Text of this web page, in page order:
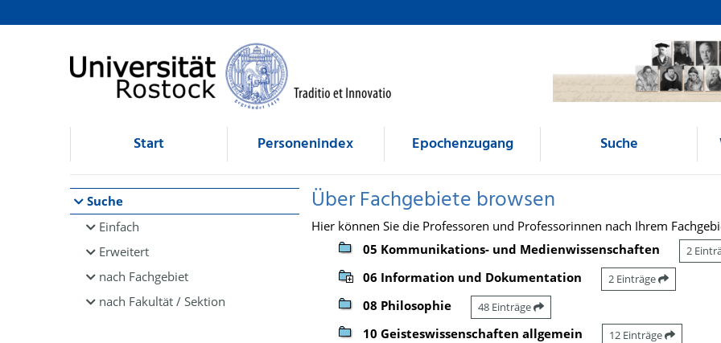
Browsen
direkt zum Inhalt
Start Personenindex Epochenzugang Suche
Suche
Einfach
Erweitert
nach Fachgebiet
nach Fakultät / Sektion
Über Fachgebiete browsen
Hier können Sie die Professoren und Professorinnen nach Ihrem
05 Kommunikations- und Medienwissenschaften
2
06 Information und Dokumentation 2 Einträge
08 Philosophie 48 Einträge
10 Geisteswissenschaften allgemein 12 Einträge